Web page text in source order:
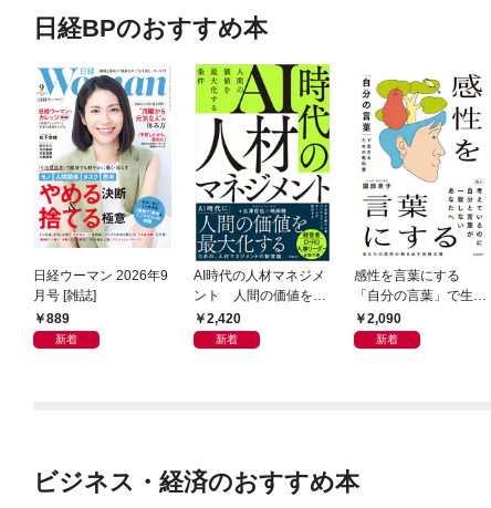
日経BPのおすすめ本
日経ウーマン 2026年9
月号 [雑誌]
889
新着
AI時代の人材マネジメ
ント 人間の価値を最
大化する条件
2,420
新着
感性を言葉にする
「自分の言葉」で生き
るための教科書
2,090
新着
ビジネス・経済のおすすめ本